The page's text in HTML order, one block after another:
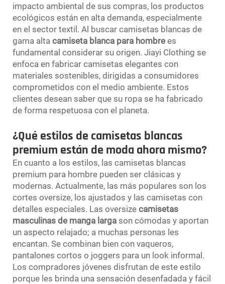
impacto ambiental de sus compras, los productos
ecológicos están en alta demanda, especialmente
en el sector textil. Al buscar camisetas blancas de
gama alta camiseta blanca para hombre es
fundamental considerar su origen. Jiayi Clothing se
enfoca en fabricar camisetas elegantes con
materiales sostenibles, dirigidas a consumidores
comprometidos con el medio ambiente. Estos
clientes desean saber que su ropa se ha fabricado
de forma respetuosa con el planeta.
¿Qué estilos de camisetas blancas
premium están de moda ahora mismo?
En cuanto a los estilos, las camisetas blancas
premium para hombre pueden ser clásicas y
modernas. Actualmente, las más populares son los
cortes oversize, los ajustados y las camisetas con
detalles especiales. Las oversize camisetas
masculinas de manga larga son cómodas y aportan
un aspecto relajado; a muchas personas les
encantan. Se combinan bien con vaqueros,
pantalones cortos o joggers para un look informal.
Los compradores jóvenes disfrutan de este estilo
porque les brinda una sensación desenfadada y fácil